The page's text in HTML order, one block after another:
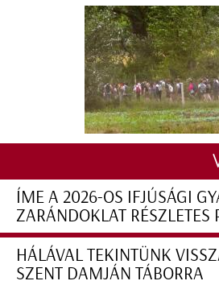
ÍME A 2026-OS IFJÚSÁGI
ZARÁNDOKLAT RÉSZLETES
HÁLÁVAL TEKINTÜNK
SZENT DAMJÁN TÁBORRA